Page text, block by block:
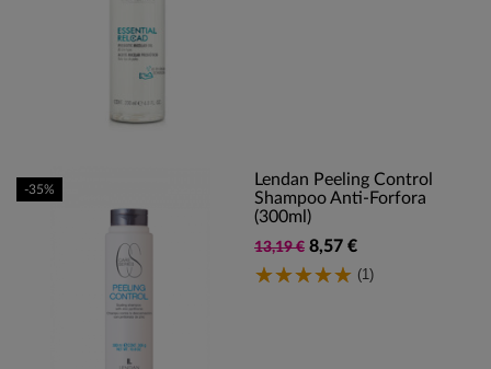
Lendan Peeling Control
Shampoo Anti-Forfora
(300ml)
13,19 € 8,57 €
(1)
-35%